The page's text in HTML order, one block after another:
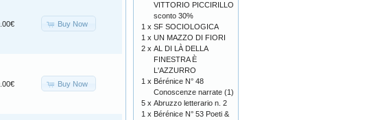
Buy Now
Buy Now
VITTORIO PICCIRILLO
sconto 30%
1 x SF SOCIOLOGICA
1 x UN MAZZO DI FIORI
2 x AL DI LÀ DELLA
FINESTRA È
L'AZZURRO
1 x Bérénice N° 48
Conoscenze narrate (1)
5 x Abruzzo letterario n. 2
1 x Bérénice N° 53 Poeti &